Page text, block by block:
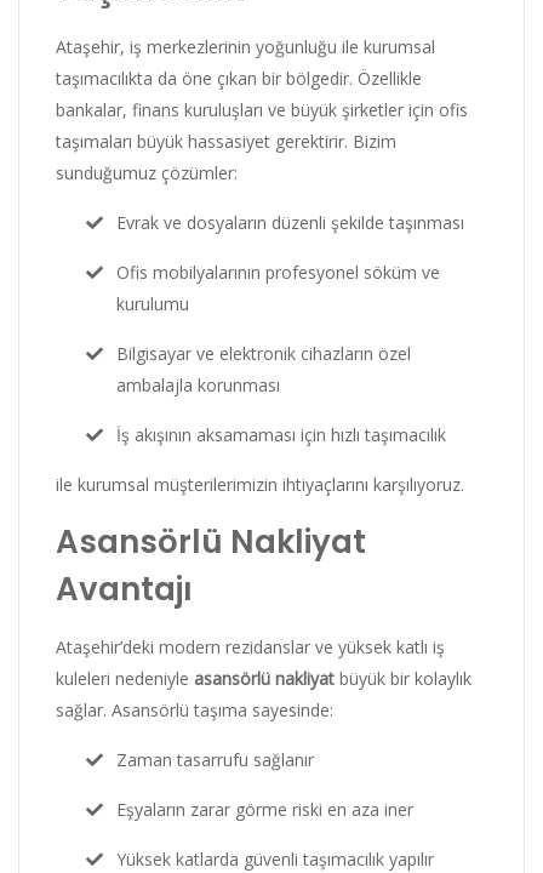
Ataşehir, iş merkezlerinin yoğunluğu ile kurumsal
taşımacılıkta da öne çıkan bir bölgedir. Özellikle
bankalar, finans kuruluşları ve büyük şirketler için ofis
taşımaları büyük hassasiyet gerektirir. Bizim
sunduğumuz çözümler:
Evrak ve dosyaların düzenli şekilde taşınması
Ofis mobilyalarının profesyonel söküm ve
kurulumu
Bilgisayar ve elektronik cihazların özel
ambalajla korunması
İş akışının aksamaması için hızlı taşımacılık
ile kurumsal müşterilerimizin ihtiyaçlarını karşılıyoruz.
Asansörlü Nakliyat
Avantajı
Ataşehir’deki modern rezidanslar ve yüksek katlı iş
kuleleri nedeniyle asansörlü nakliyat büyük bir kolaylık
sağlar. Asansörlü taşıma sayesinde:
Zaman tasarrufu sağlanır
Eşyaların zarar görme riski en aza iner
Yüksek katlarda güvenli taşımacılık yapılır